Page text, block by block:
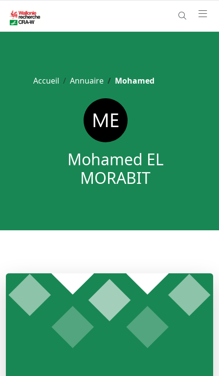
Accueil Annuaire Mohamed
Mohamed EL
MORABIT